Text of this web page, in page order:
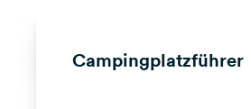
Campingplatzführer